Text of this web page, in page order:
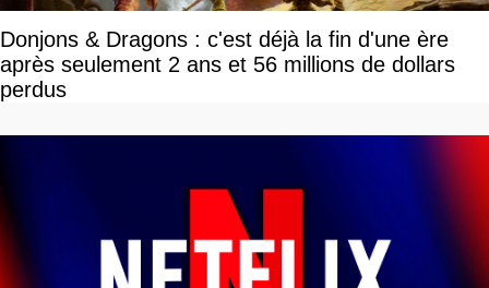
Donjons & Dragons : c'est déjà la fin d'une ère
après seulement 2 ans et 56 millions de dollars
perdus